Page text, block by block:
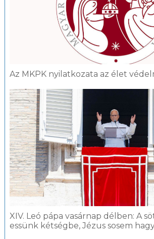
Az MKPK nyilatkozata az élet
XIV. Leó pápa vasárnap délben: A
essünk kétségbe, Jézus sosem